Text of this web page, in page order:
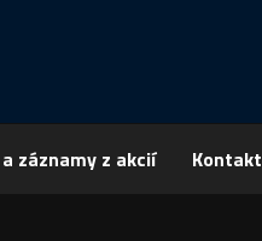
záznamy z akcií Kontakt